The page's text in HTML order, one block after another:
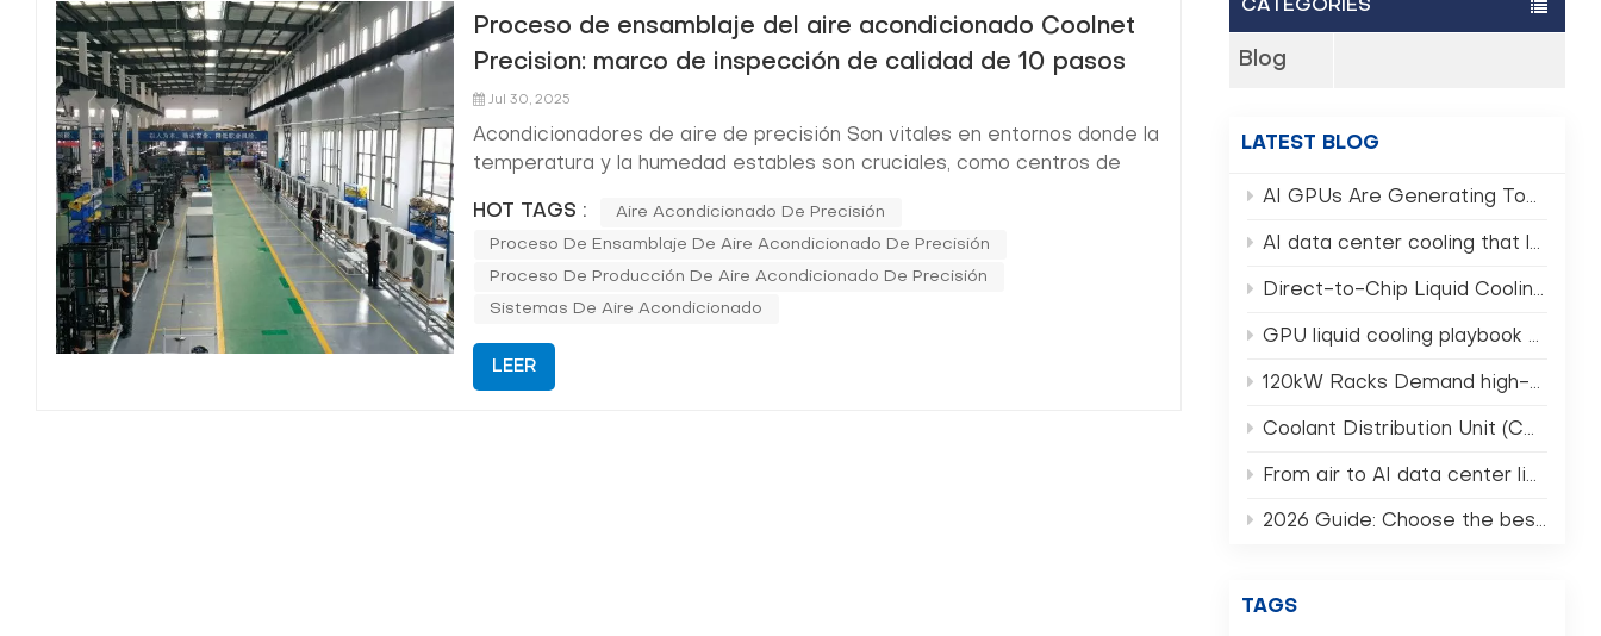
CATEGORIES
Blog
LATEST BLOG
AI GPUs Are Generating Too Much Heat — Can Traditional Data Centers Still Survive? (AI GPU Rack Cooling)
AI data center cooling that lowers PUE and TCO
Direct-to-Chip Liquid Cooling in 2026 What Operators Must Know
GPU liquid cooling playbook for NVIDIA Rubin era clusters
120kW Racks Demand high-density data center cooling Not Air
Coolant Distribution Unit (CDU) selection for AI HPC racks
From air to AI data center liquid cooling in 2026
2026 Guide: Choose the best CDU for data center AI racks
TAGS
Proceso de ensamblaje del aire acondicionado Coolnet
Precision: marco de inspección de calidad de 10 pasos
Jul 30, 2025
Acondicionadores de aire de precisión Son vitales en entornos donde la
temperatura y la humedad estables son cruciales, como centros de
automatización industrial. En Coolnet, seguimos un riguroso proceso de
inspección de calidad de 10 pas...
HOT TAGS : Aire Acondicionado De Precisión
Proceso De Ensamblaje De Aire Acondicionado De Precisión
Proceso De Producción De Aire Acondicionado De Precisión
Sistemas De Aire Acondicionado
LEER